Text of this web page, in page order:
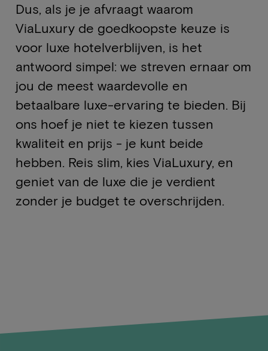
Dus, als je je afvraagt waarom
ViaLuxury de goedkoopste keuze is
voor luxe hotelverblijven, is het
antwoord simpel: we streven ernaar om
jou de meest waardevolle en
betaalbare luxe-ervaring te bieden. Bij
ons hoef je niet te kiezen tussen
kwaliteit en prijs - je kunt beide
hebben. Reis slim, kies ViaLuxury, en
geniet van de luxe die je verdient
zonder je budget te overschrijden.